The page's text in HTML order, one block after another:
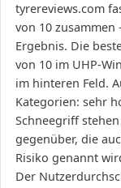
tyrereviews.com
von 10
Ergebnis. Die
von 10 im UHP-
im hinteren Feld.
Kategorien: sehr
Schneegriff
gegenüber, die
Risiko genannt
Der